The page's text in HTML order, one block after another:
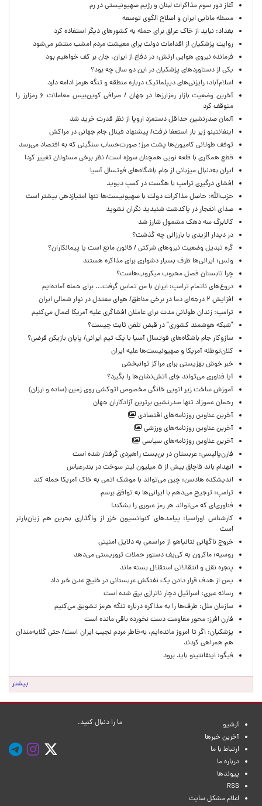
آغاز دور سوم مذاکرات لبنان و رژیم صهیونیستی در رم
مسئله مانایی ایران و اصلاح الگوی توسعه
بغداد: نباید از خاک عراق برای حمله به کشورهای دیگر استفاده کرد
روایت پزشکیان از اقدامات دولت برای معیشت مردم امشب منتشر می‌شود
فرمانده نیروی هوایی ارتش: در دفاع از ایران، جان بر کف خواهیم بود
یکی از دستاوردهای پزشکیان در این دو سال چه بود؟
اسلام‌آباد: رایزنی‌های دیپلماتیک درباره منطقه و تنگه هرمز ادامه دارد
آخرین وضعیت بازار رمزارزها در جهان / صرافی کوین‌بیس معاملات ۶ رمزارز را
متوقف کرد
آلمان صدرنشین حداقل دستمزد اروپا از نظر قدرت خرید شد
اینفانتینو زیر بار استعفا نرفت/ پیشنهاد فینال جام جهانی در مراکش
توقف طولانی کامیون‌ها پشت مرز؛ صورت‌حساب سنگینی که به اقتصاد می‌رسد
قطع همکاری با قلعه نویی همچنان سوژه است/ نظر برخی مسئولان تغییر کرد!
ایران به‌دنبال میزبانی از جام باشگاه‌های فوتسال آسیا
افشای درگیری ترامپ با هگست در کمپ دیوید
حزب‌الله: حاصل مذاکرات دولت با صهیونیست‌ها تنها امتیازدهی‌ بیشتر است
صدای انفجار در پاکدشت شنیدید نگران نشوید
کالابرگ سه دهک مشمول شارز شد
در دیدار الزیدی با بارزانی چه گذشت؟
گره تبدیل وضعیت نیروهای شرکتی / قانون مانع است یا پیمانکاران؟
ونس: ایرانی‌ها طرف بسیار دشواری برای مذاکره هستند
چرا تابستان فصل محبوب میکروب‌هاست؟
دروغ‌های ناتمام ترامپ: ایران با من تماس گرفت... برای حمله آماده‌ایم
افزایش ۲ درجه‌ای دما در برخی مناطق/ هوای معتدل در نوار شمالی ایران
ترامپ: زندان طولانی مدت برای عاملان افشاگری‌ علیه آمریکا اعمال می‌کنیم
"شبکه هوشمند کشوری" در قبض تلفن ثابت چیست؟
سازوکار جام باشگاه‌های فوتسال آسیا با یک تیم ایرانی/ پایان بازیکن قرضی؟
کلان‌توطئه آمریکا و صهیونیست‌ها علیه ایران
خبر خوش بهزیستی برای مراکز توانبخشی
آیا فناوری می‌تواند جای آتش‌نشان‌ها را بگیرد؟
آموزش ساخت زیر اتویی خانگی مخصوص اتوکشی روی زمین (ساده و ارزان)
رحمان عموزاد تنها صدرنشین برترین آزادکاران جهان
آخرین عناوین روزنامه‌های اقتصادی
آخرین عناوین روزنامه‌های ورزشی
آخرین عناوین روزنامه‌های سیاسی
فارن‌پالیسی: عربستان در بن‌بست راهبردی گرفتار شده است
انهدام باند قاچاق بیش از ۵ میلیون لیتر سوخت در بندرعباس
اندیشکده هادسن: چین می‌تواند با موشک اتمی به خاک آمریکا حمله کند
ترامپ: ترجیح می‌دهم با ایرانی‌‌ها به توافق برسم
فناوری‌ای که می‌تواند هر رمز عبوری را بشکند!
کارشناس اوراسیا: پیامدهای کنوانسیون خزر از واگذاری بحرین هم زیان‌بارتر
است
خروج ناگهانی نتانیاهو از مراسمی به دلایل امنیتی
روسیه: ماکرون به کی‌یف دستور حملات تروریستی می‌دهد
پنجره‌ نقل و انتقالاتی استقلال بسته ماند
یمن از هدف قرار دادن یک نفتکش عربستانی در خلیج عدن خبر داد
رسانه عبری: اسرائیل دچار ناترازی برق شده است
سازمان ملل: طرف‌ها را به مذاکره درباره تنگه هرمز تشویق می‌کنیم
فارن افرز: محور مقاومت دست نخورده باقی مانده است
پزشکیان: اگر تا امروز مانده‌ایم، به‌خاطر مردم نجیب ایران است/ حتی گلایه‌مندان
هم همراهی کردند
فیگو: اینفانتینو باید برود
بیشتر
آرشیو
آخرین خبرها
ارتباط با ما
درباره ما
پیوندها
RSS
اعلام مشکل سایت
ما را دنبال کنید.